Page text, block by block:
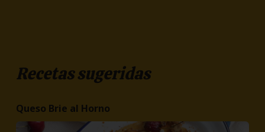
Recetas sugeridas
Queso Brie al Horno